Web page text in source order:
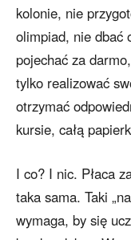
kolonie, nie
olimpiad, nie dbać
pojechać za
tylko realizować
otrzymać
kursie, całą
I co? I nic. Płaca
taka sama. Taki
wymaga, by się